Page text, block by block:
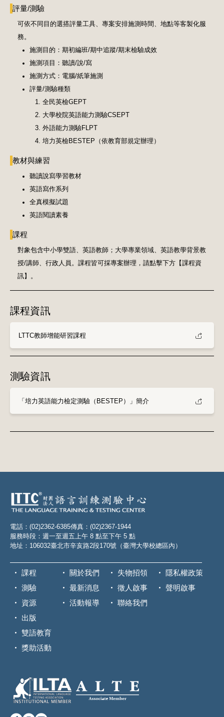
評量/測驗
可依不同目的選搭評量工具、專案安排施測時間、地點等客製化服
務。
施測目的：期初編班/期中追蹤/期末檢驗成效
施測項目：聽讀/說/寫
施測方式：電腦/紙筆施測
評量/測驗種類
全民英檢GEPT
大學校院英語能力測驗CSEPT
外語能力測驗FLPT
培力英檢BESTEP（依教育部規定辦理）
教材與練習
聽讀說寫學習教材
英語寫作系列
全真模擬試題
英語閱讀素養
課程
對象包含中小學雙語、英語教師；大學專業領域、英語教學背景教
授/講師、行政人員。課程皆可採專案辦理，請點擊下方【課程資
訊】。
課程資訊
LTTC教師增能研習課程
測驗資訊
「培力英語能力檢定測驗（BESTEP）」簡介
電話：(02)2362-6385傳真：(02)2367-1944
服務時段：週一至週五上午 8 點至下午 5 點
地址：106032臺北市辛亥路2段170號（臺灣大學校總區內）
課程
測驗
資源
出版
雙語教育
獎助活動
關於我們
最新消息
活動報導
失物招領
徵人啟事
聯絡我們
隱私權政策
聲明啟事